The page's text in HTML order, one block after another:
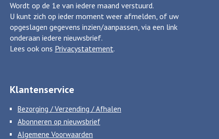
Wordt op de 1e van iedere maand verstuurd.
U kunt zich op ieder moment weer afmelden, of uw
opgeslagen gegevens inzien/aanpassen, via een link
onderaan iedere nieuwsbrief.
Lees ook ons Privacystatement.
Klantenservice
Bezorging / Verzending / Afhalen
Abonneren op nieuwsbrief
Algemene Voorwaarden